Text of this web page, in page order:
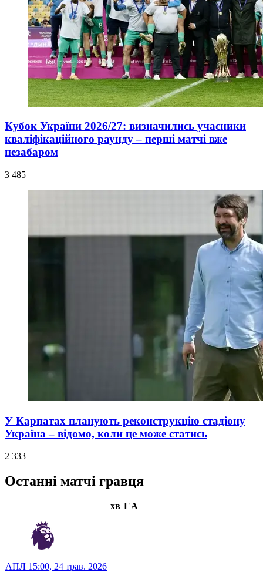
Кубок України 2026/27: визначились учасники
кваліфікаційного раунду – перші матчі вже
незабаром
3 485
У Карпатах планують реконструкцію стадіону
Україна – відомо, коли це може статись
2 333
Останні матчі гравця
хв ГА
АПЛ 15:00, 24 трав. 2026